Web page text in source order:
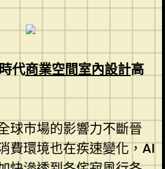
代商業空間室內設計高
球市場的影響力不斷晉
費環境也在疾速變化，AI